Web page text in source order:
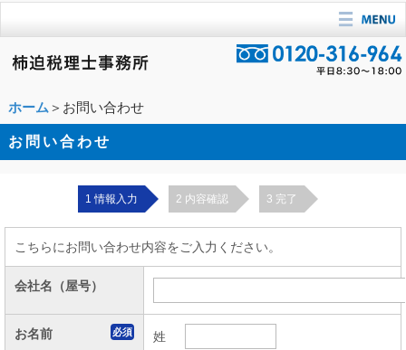
ホーム＞お問い合わせ
お問い合わせ